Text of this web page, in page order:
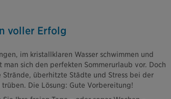
voller Erfolg
im kristallklaren Wasser schwimmen und
sich den perfekten Sommerurlaub vor. Doch
überhitzte Städte und Stress bei der
Die Lösung: Gute Vorbereitung!